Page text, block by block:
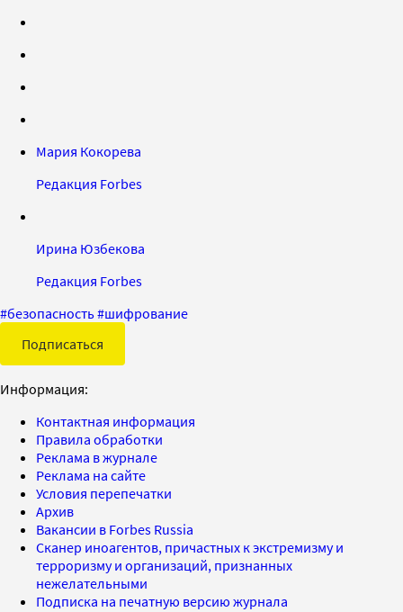
Мария Кокорева
Редакция Forbes
Ирина Юзбекова
Редакция Forbes
#безопасность#шифрование
Подписаться
Информация:
Контактная информация
Правила обработки
Реклама в журнале
Реклама на сайте
Условия перепечатки
Архив
Вакансии в Forbes Russia
Сканер иноагентов, причастных к экстремизму и
терроризму и организаций, признанных
нежелательными
Подписка на печатную версию журнала